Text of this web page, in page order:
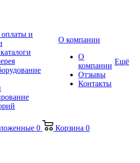
оплаты и
О компании
О
компании
Отзывы
Контакты
Ещё
0 Корзина 0